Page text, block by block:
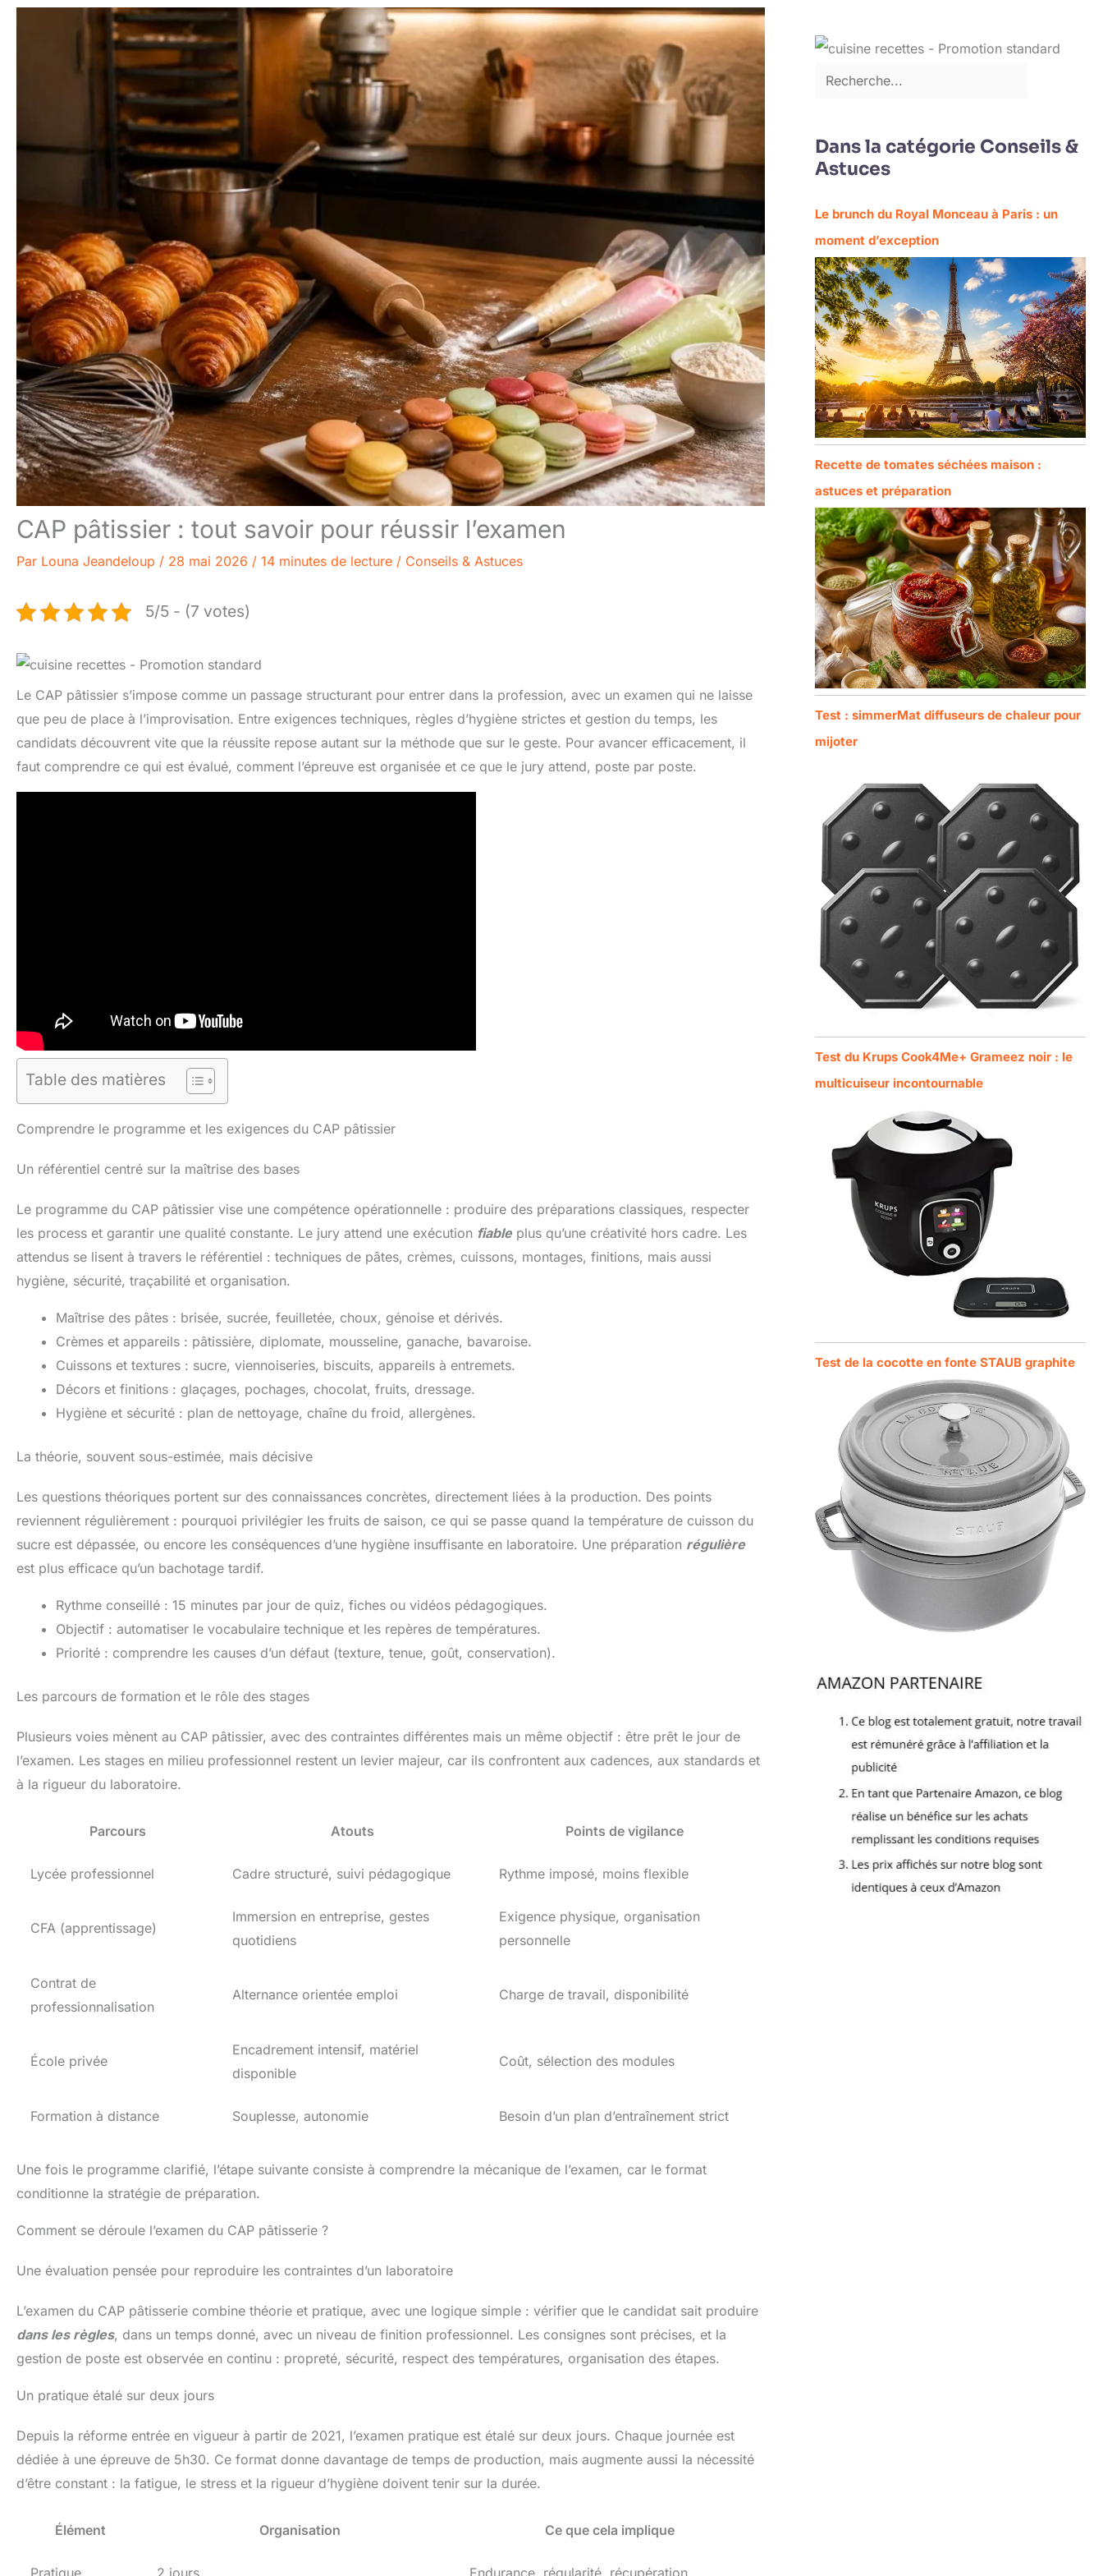
CAP pâtissier : tout savoir pour réussir l’examen
Par Louna Jeandeloup / 28 mai 2026 / 14 minutes de lecture / Conseils & Astuces
5/5 - (7 votes)
Le CAP pâtissier s’impose comme un passage structurant pour entrer dans la profession, avec un examen qui ne laisse
que peu de place à l’improvisation. Entre exigences techniques, règles d’hygiène strictes et gestion du temps, les
candidats découvrent vite que la réussite repose autant sur la méthode que sur le geste. Pour avancer efficacement, il
faut comprendre ce qui est évalué, comment l’épreuve est organisée et ce que le jury attend, poste par poste.
Table des matières
Comprendre le programme et les exigences du CAP pâtissier
Un référentiel centré sur la maîtrise des bases
Le programme du CAP pâtissier vise une compétence opérationnelle : produire des préparations classiques, respecter
les process et garantir une qualité constante. Le jury attend une exécution fiableplus qu’une créativité hors cadre. Les
attendus se lisent à travers le référentiel : techniques de pâtes, crèmes, cuissons, montages, finitions, mais aussi
hygiène, sécurité, traçabilité et organisation.
Maîtrise des pâtes : brisée, sucrée, feuilletée, choux, génoise et dérivés.
Crèmes et appareils : pâtissière, diplomate, mousseline, ganache, bavaroise.
Cuissons et textures : sucre, viennoiseries, biscuits, appareils à entremets.
Décors et finitions : glaçages, pochages, chocolat, fruits, dressage.
Hygiène et sécurité : plan de nettoyage, chaîne du froid, allergènes.
La théorie, souvent sous-estimée, mais décisive
Les questions théoriques portent sur des connaissances concrètes, directement liées à la production. Des points
reviennent régulièrement : pourquoi privilégier les fruits de saison, ce qui se passe quand la température de cuisson du
sucre est dépassée, ou encore les conséquences d’une hygiène insuffisante en laboratoire. Une préparation régulière
est plus efficace qu’un bachotage tardif.
Rythme conseillé : 15 minutes par jour de quiz, fiches ou vidéos pédagogiques.
Objectif : automatiser le vocabulaire technique et les repères de températures.
Priorité : comprendre les causes d’un défaut (texture, tenue, goût, conservation).
Les parcours de formation et le rôle des stages
Plusieurs voies mènent au CAP pâtissier, avec des contraintes différentes mais un même objectif : être prêt le jour de
l’examen. Les stages en milieu professionnel restent un levier majeur, car ils confrontent aux cadences, aux standards et
à la rigueur du laboratoire.
Parcours Atouts Points de vigilance
Lycée professionnel Cadre structuré, suivi pédagogique Rythme imposé, moins flexible
CFA (apprentissage)
Immersion en entreprise, gestes
quotidiens
Exigence physique, organisation
personnelle
Contrat de
professionnalisation
Alternance orientée emploi Charge de travail, disponibilité
École privée
Encadrement intensif, matériel
disponible
Coût, sélection des modules
Formation à distance Souplesse, autonomie Besoin d’un plan d’entraînement strict
Une fois le programme clarifié, l’étape suivante consiste à comprendre la mécanique de l’examen, car le format
conditionne la stratégie de préparation.
Comment se déroule l’examen du CAP pâtisserie ?
Une évaluation pensée pour reproduire les contraintes d’un laboratoire
L’examen du CAP pâtisserie combine théorie et pratique, avec une logique simple : vérifier que le candidat sait produire
dans les règles, dans un temps donné, avec un niveau de finition professionnel. Les consignes sont précises, et la
gestion de poste est observée en continu : propreté, sécurité, respect des températures, organisation des étapes.
Un pratique étalé sur deux jours
Depuis la réforme entrée en vigueur à partir de 2021, l’examen pratique est étalé sur deux jours. Chaque journée est
dédiée à une épreuve de 5h30. Ce format donne davantage de temps de production, mais augmente aussi la nécessité
d’être constant : la fatigue, le stress et la rigueur d’hygiène doivent tenir sur la durée.
Élément Organisation Ce que cela implique
Dans la catégorie Conseils &
Astuces
Le brunch du Royal Monceau à Paris : un
moment d’exception
Recette de tomates séchées maison :
astuces et préparation
Test : simmerMat diffuseurs de chaleur pour
mijoter
Test du Krups Cook4Me+ Grameez noir : le
multicuiseur incontournable
Test de la cocotte en fonte STAUB graphite